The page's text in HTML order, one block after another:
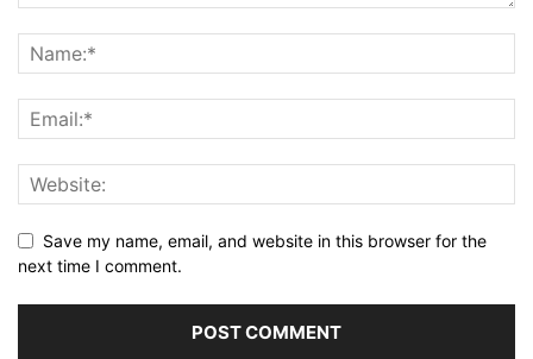
Save my name, email, and website in this browser for the
next time I comment.